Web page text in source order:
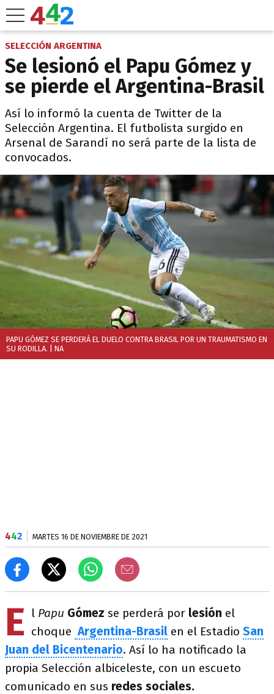
SELECCIÓN ARGENTINA
Se lesionó el Papu Gómez y
se pierde el Argentina-Brasil
Así lo informó la cuenta de Twitter de la
Selección Argentina. El futbolista surgido en
Arsenal de Sarandí no será parte de la lista de
convocados.
PAPU GÓMEZ SE PERDERÁ EL DUELO CONTRA BRASIL POR UN TRAUMATISMO EN
SU RODILLA. | NA
442 MARTES 16 DE NOVIEMBRE DE 2021
E l Papu Gómez se perderá por lesión el
choque Argentina-Brasil en el Estadio San
Juan del Bicentenario. Así lo ha notificado la
propia Selección albiceleste, con un escueto
comunicado en sus redes sociales.